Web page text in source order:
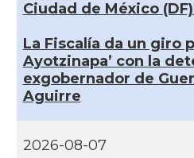
Ciudad de México
La Fiscalía da un giro
Ayotzinapa’ con la
exgobernador de
Aguirre
2026-08-07